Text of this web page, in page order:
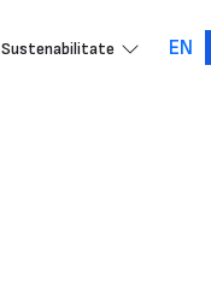
Sustenabilitate EN